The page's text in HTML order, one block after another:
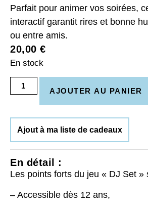
Parfait pour animer vos soirées,
interactif garantit rires et bonne
ou entre amis.
20,00 €
En stock
AJOUTER AU PANIER
Ajout à ma liste de cadeaux
En détail :
Les points forts du jeu « DJ Set »
– Accessible dès 12 ans,